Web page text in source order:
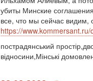
убиты Минские
все, что мы сейчас видим,
https://www.kommersant.ru/
пострадянський
відносини,Мінські